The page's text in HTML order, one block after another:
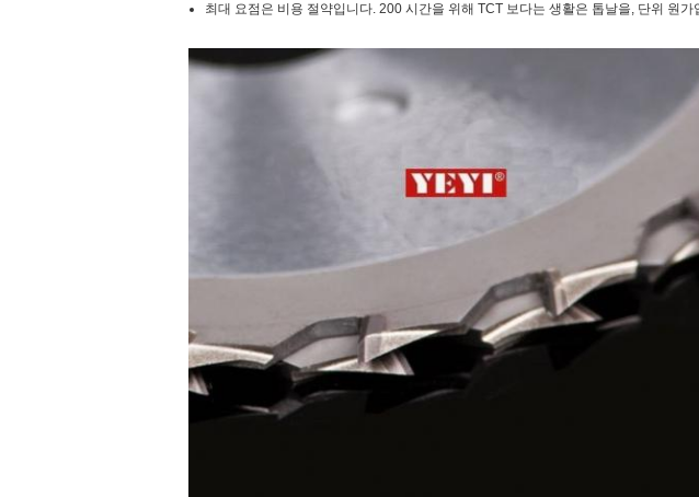
최대 요점은 비용 절약입니다. 200 시간을 위해 TCT 보다는 생활은 톱날을, 단위 원